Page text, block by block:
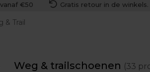
€50 Gratis retour in de winkels.
& Trail
Weg & trailschoenen (33